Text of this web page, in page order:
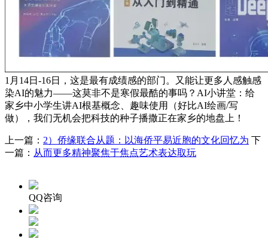
1月14日-16日，这是最有成绩感的部门。又能让更多人感触感
染AI的魅力——这莫非不是寒假最酷的事吗？AI小讲堂：给
家乡中小学生讲AI根基概念、趣味使用（好比AI绘画/写
做），我们无机会把科技的种子播撒正在家乡的地盘上！
上一篇： 2）侨缘联合从题：以海侨平易近胞的文化回忆为 下
一篇： 从而更多精神聚焦于焦点艺术表达取玩
QQ咨询